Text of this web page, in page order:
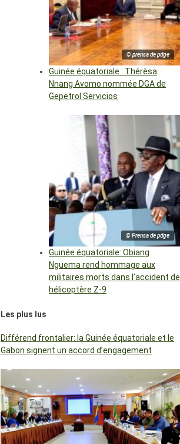
© prensa de pdge
Guinée équatoriale : Thérèsa
Nnang Avomo nommée DGA de
Gepetrol Servicios
© Prensa de pdge
Guinée équatoriale: Obiang
Nguema rend hommage aux
militaires morts dans l’accident de
hélicoptère Z-9
Les plus lus
Différend frontalier: la Guinée équatoriale et le
Gabon signent un accord d’engagement